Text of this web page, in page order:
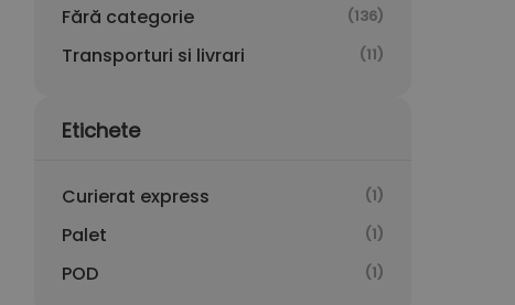
Fără categorie (136)
Transporturi si livrari (11)
Etichete
Curierat express (1)
Palet (1)
POD (1)